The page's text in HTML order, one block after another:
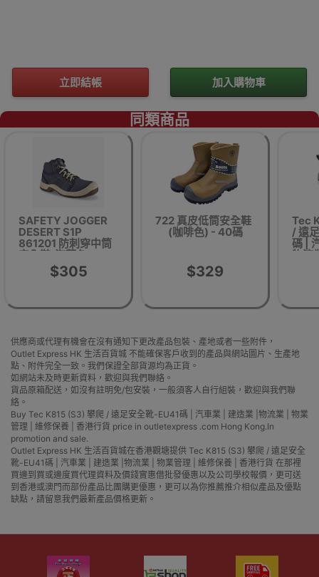
立即結帳 加入購物車
同類商品
SAFETY JOGGER
DESERT S1P
861201 防刺穿中筒
安全鞋(海蓝色) - 41
碼 | 鞋頭15KN抗壓 |
鞋底1100N防刺穿 |
$305
722 真皮低筒安全鞋
(咖啡色) - 40碼
$329
Tec
/ 遠
碼 |
物流
供應商或代理有機會在沒有通知下更改產品包裝、產地或者一些附件，
Outlet Express HK 生活百貨城 不能確保客戶收到的產品與網站圖片、生產地
點、附件完全一致。我們保證全部貨源均為正貨。
如網站未及時更新資料，歡迎與我們聯絡。
貨品原箱配送，如沒有註明免/包安裝，一般須客人自行組裝，歡迎與我們聯
絡。
Buy Tec K815 (S3) 攀爬 / 遠足安全靴-EU41碼 | 汽車業 | 建造業 |物流業 | 物業
管理 | 維修保養 | 香港行貨 price in outletexpress .com Hong Kong.In
promotion and sale.
Outlet Express HK 生活百貨城在香港觀塘提供 Tec K815 (S3) 攀爬 / 遠足安全
靴-EU41碼 | 汽車業 | 建造業 |物流業 | 物業管理 | 維修保養 | 香港行貨 在那裡
買邊到買或邊度買代理資料及價錢實惠借批發優惠以及公司學校報價，更可送
到香港或澳門而部份產品比團購更優惠，更可以為你推薦推介相似產品及優點
缺點，請留意我們最新產品價格更新。